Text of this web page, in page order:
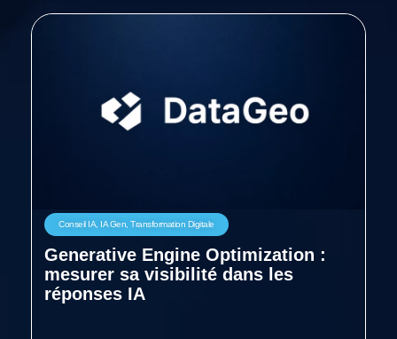
Conseil IA, IA Gen, Transformation Digitale
Generative Engine Optimization :
mesurer sa visibilité dans les
réponses IA